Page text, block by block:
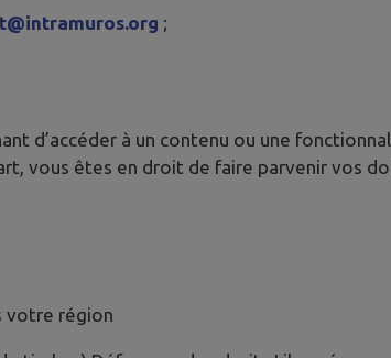
;
d’accéder à un contenu ou une
vous êtes en droit de faire parvenir vos
votre région